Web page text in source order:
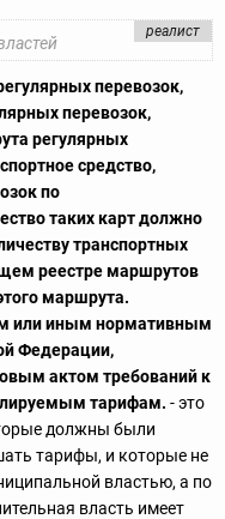
реалист
перевозок,
перевозок,
регулярных
средство,
по
таких карт должно
транспортных
реестре маршрутов
маршрута.
или иным нормативным
Федерации,
актом требований к
тарифам. - это
должны были
тарифы, и которые не
властью, а по
власть имеет